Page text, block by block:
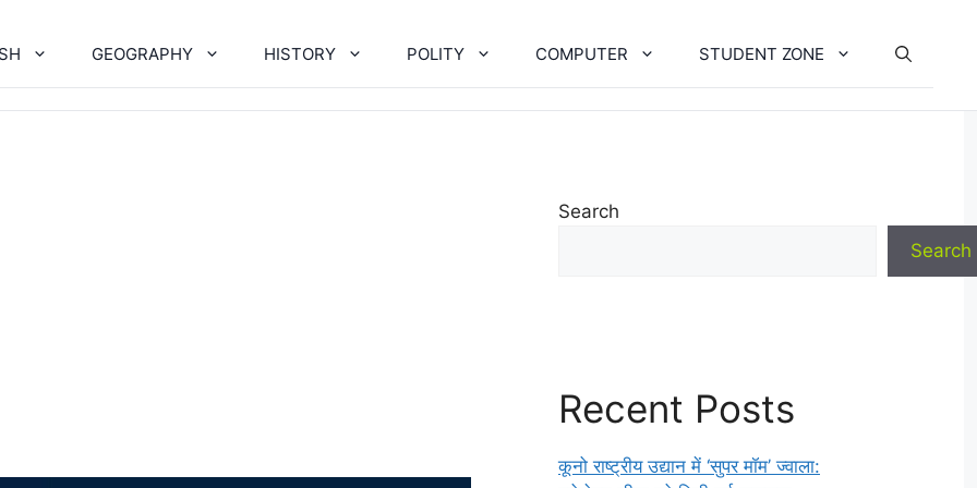
GEOGRAPHY HISTORY POLITY COMPUTER STUDENT ZONE
Search
Search
Recent Posts
कूनो राष्ट्रीय उद्यान में ‘सुपर मॉम’ ज्वाला: